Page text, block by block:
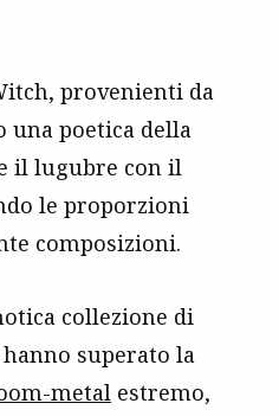
provenienti da
una poetica della
il lugubre con il
le proporzioni
composizioni.
collezione di
superato la
metal estremo,